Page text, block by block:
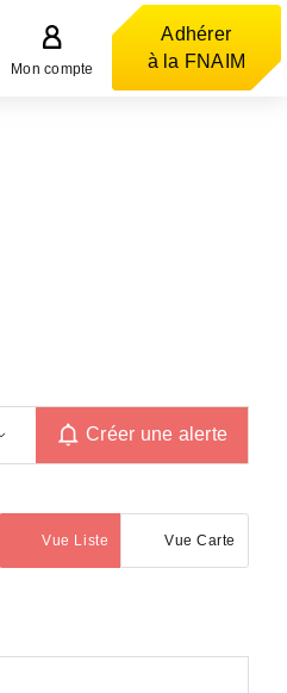
Mon compte
Adhérer
à la FNAIM
Créer une alerte
Vue Liste
(activé) Vue Carte